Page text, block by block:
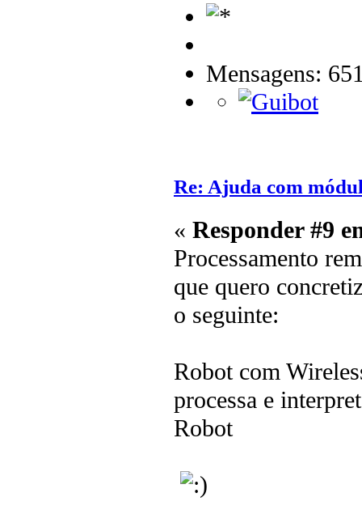
Mensagens:
Re: Ajuda com
« Responder #9
Processamento
que quero
o seguinte:
Robot com
processa e
Robot